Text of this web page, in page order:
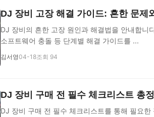
DJ 장비 고장 해결 가이드: 흔한 문제
DJ 장비의 흔한 고장 원인과 해결법을 안내합니
소프트웨어 충돌 등 단계별 해결 가이드를 ...
김서영04-18조회 94
DJ 장비 구매 전 필수 체크리스트 총정
DJ 장비 구매 전 필수 체크리스트를 통해 필요